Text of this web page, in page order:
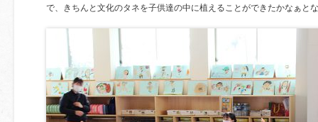
で、きちんと文化のタネを子供達の中に植えることができたかなぁと